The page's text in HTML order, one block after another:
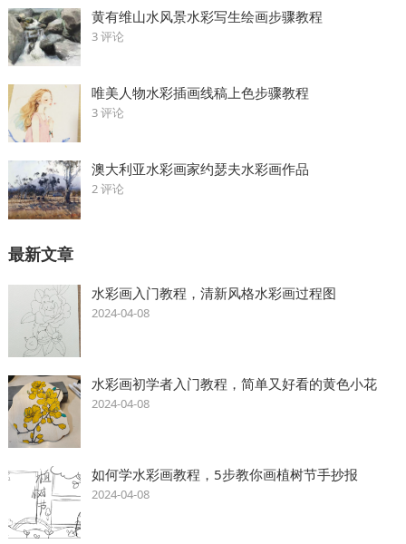
黄有维山水风景水彩写生绘画步骤教程
3 评论
唯美人物水彩插画线稿上色步骤教程
3 评论
澳大利亚水彩画家约瑟夫水彩画作品
2 评论
最新文章
水彩画入门教程，清新风格水彩画过程图
2024-04-08
水彩画初学者入门教程，简单又好看的黄色小花
2024-04-08
如何学水彩画教程，5步教你画植树节手抄报
2024-04-08